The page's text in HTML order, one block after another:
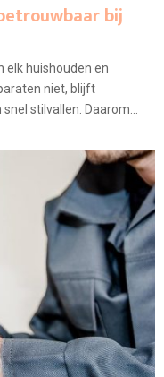
bij
elk huishouden en
niet, blijft
stilvallen. Daarom...